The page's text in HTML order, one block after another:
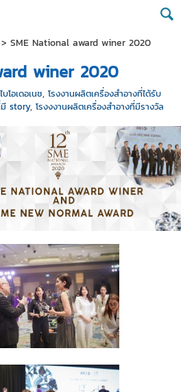
SME National award winer 2020
winer 2020
โอเดอเนช, โรงงานผลิตเครื่องสำอางที่ได้รับ
มี story, โรงงงานผลิตเครื่องสำอางที่มีรางวัล